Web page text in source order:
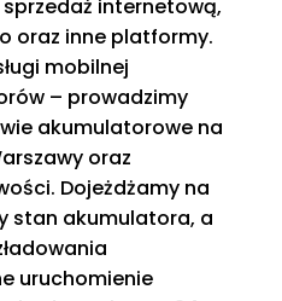
internetową,
oraz inne platformy.
mobilnej
– prowadzimy
akumulatorowe na
oraz
Dojeżdżamy na
stan akumulatora, a
uruchomienie